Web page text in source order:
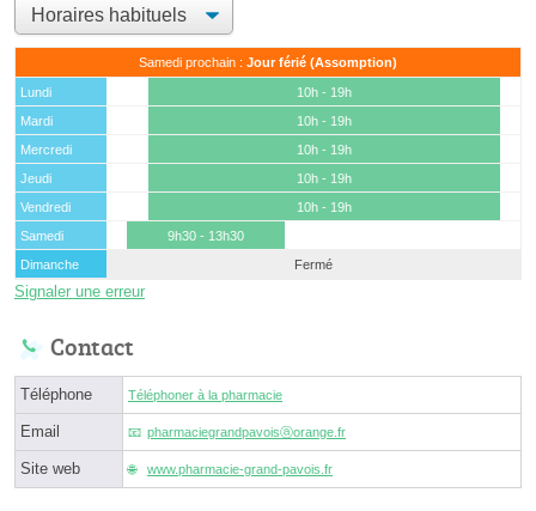
Samedi prochain : Jour férié (Assomption)
Lundi
10h - 19h
Mardi
10h - 19h
Mercredi
10h - 19h
Jeudi
10h - 19h
Vendredi
10h - 19h
Samedi
9h30 - 13h30
Dimanche
Fermé
Signaler une erreur
Contact
Téléphone Téléphoner à la pharmacie
Email pharmaciegrandpavoisⓐorange.fr
Site web www.pharmacie-grand-pavois.fr